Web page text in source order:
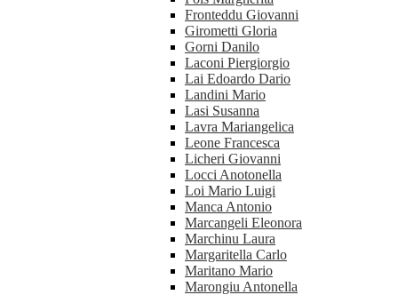
Fronteddu Giovanni
Girometti Gloria
Gorni Danilo
Laconi Piergiorgio
Lai Edoardo Dario
Landini Mario
Lasi Susanna
Lavra Mariangelica
Leone Francesca
Licheri Giovanni
Locci Anotonella
Loi Mario Luigi
Manca Antonio
Marcangeli Eleonora
Marchinu Laura
Margaritella Carlo
Maritano Mario
Marongiu Antonella